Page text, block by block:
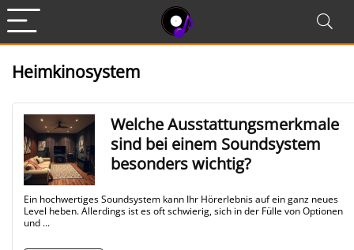
Heimkinosystem
Welche Ausstattungsmerkmale
sind bei einem Soundsystem
besonders wichtig?
Ein hochwertiges Soundsystem kann Ihr Hörerlebnis auf ein ganz neues
Level heben. Allerdings ist es oft schwierig, sich in der Fülle von Optionen
und ...